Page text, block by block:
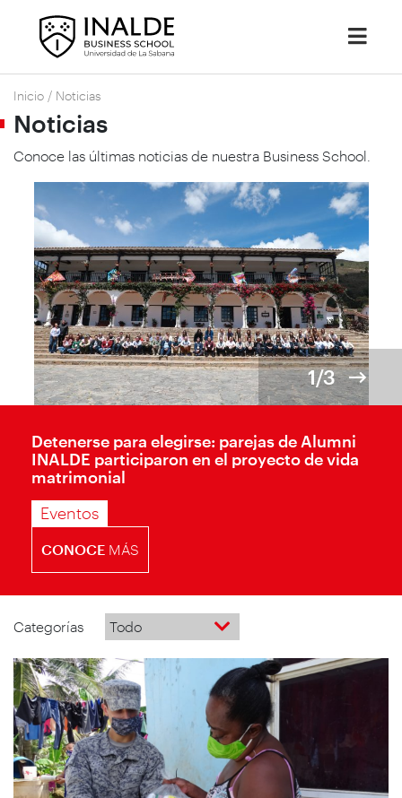
Inicio / Noticias
Noticias
Conoce las últimas noticias de nuestra Business School.
1/3
Detenerse para elegirse: parejas de Alumni
INALDE participaron en el proyecto de vida
matrimonial
Eventos
CONOCE MÁS
Categorías Todo